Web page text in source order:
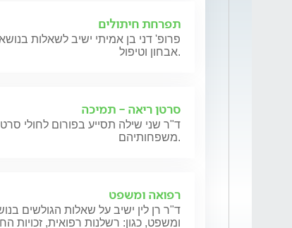
תפרחת חיתולים
פרופ' דני בן אמיתי ישיב לשאלות
אבחון וטיפול.
סרטן ריאה - תמיכה
ד"ר שני שילה תסייע בפורום לחולי
משפחותיהם.
רפואה ומשפט
ד"ר רן לין ישיב על שאלות הגולשים
ומשפט, כגון: רשלנות רפואית, זכויות